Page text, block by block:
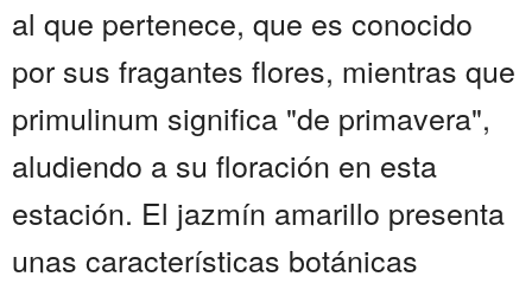
al que pertenece, que es conocido
por sus fragantes flores, mientras que
primulinum significa "de primavera",
aludiendo a su floración en esta
estación. El jazmín amarillo presenta
unas características botánicas